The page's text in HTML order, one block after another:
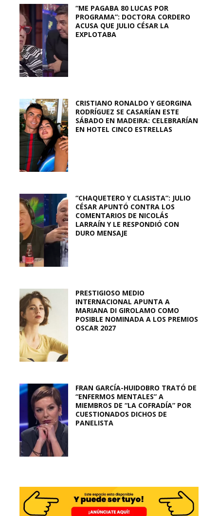
“ME PAGABA 80 LUCAS POR
PROGRAMA”: DOCTORA CORDERO
ACUSA QUE JULIO CÉSAR LA
EXPLOTABA
CRISTIANO RONALDO Y GEORGINA
RODRÍGUEZ SE CASARÍAN ESTE
SÁBADO EN MADEIRA: CELEBRARÍAN
EN HOTEL CINCO ESTRELLAS
“CHAQUETERO Y CLASISTA”: JULIO
CÉSAR APUNTÓ CONTRA LOS
COMENTARIOS DE NICOLÁS
LARRAÍN Y LE RESPONDIÓ CON
DURO MENSAJE
PRESTIGIOSO MEDIO
INTERNACIONAL APUNTA A
MARIANA DI GIROLAMO COMO
POSIBLE NOMINADA A LOS PREMIOS
OSCAR 2027
FRAN GARCÍA-HUIDOBRO TRATÓ DE
“ENFERMOS MENTALES” A
MIEMBROS DE “LA COFRADÍA” POR
CUESTIONADOS DICHOS DE
PANELISTA